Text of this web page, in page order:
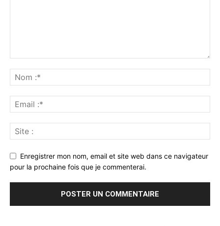
Enregistrer mon nom, email et site web dans ce navigateur
pour la prochaine fois que je commenterai.